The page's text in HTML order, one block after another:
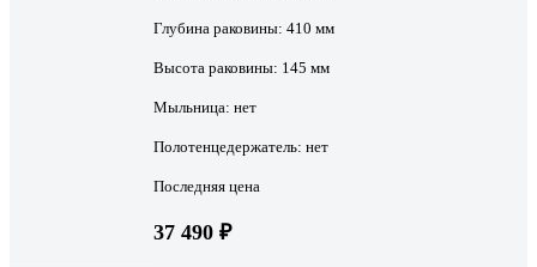
Глубина раковины: 410 мм
Высота раковины: 145 мм
Мыльница: нет
Полотенцедержатель: нет
Последняя цена
37 490 ₽